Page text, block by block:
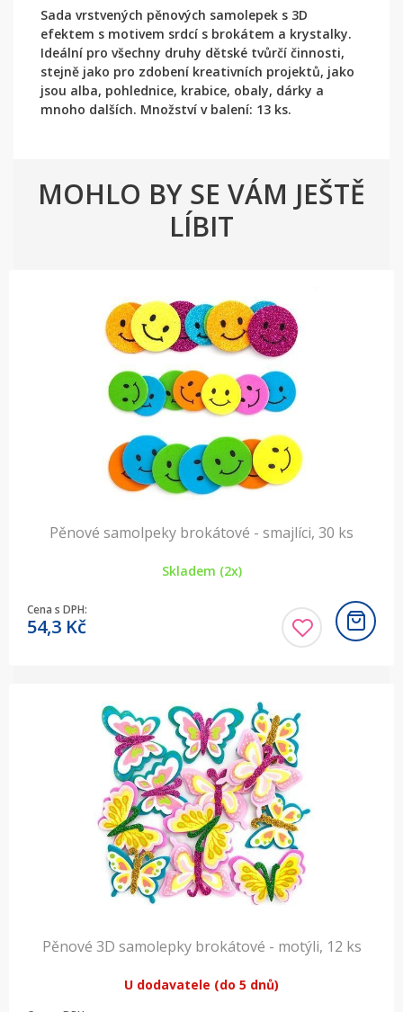
Sada vrstvených pěnových samolepek s 3D
efektem s motivem srdcí s brokátem a krystalky.
Ideální pro všechny druhy dětské tvůrčí činnosti,
stejně jako pro zdobení kreativních projektů, jako
jsou alba, pohlednice, krabice, obaly, dárky a
mnoho dalších. Množství v balení: 13 ks.
MOHLO BY SE VÁM JEŠTĚ
LÍBIT
Pěnové samolpeky brokátové - smajlíci, 30 ks
Skladem (2x)
Cena s DPH:
54,3 Kč
Pěnové 3D samolepky brokátové - motýli, 12 ks
U dodavatele (do 5 dnů)